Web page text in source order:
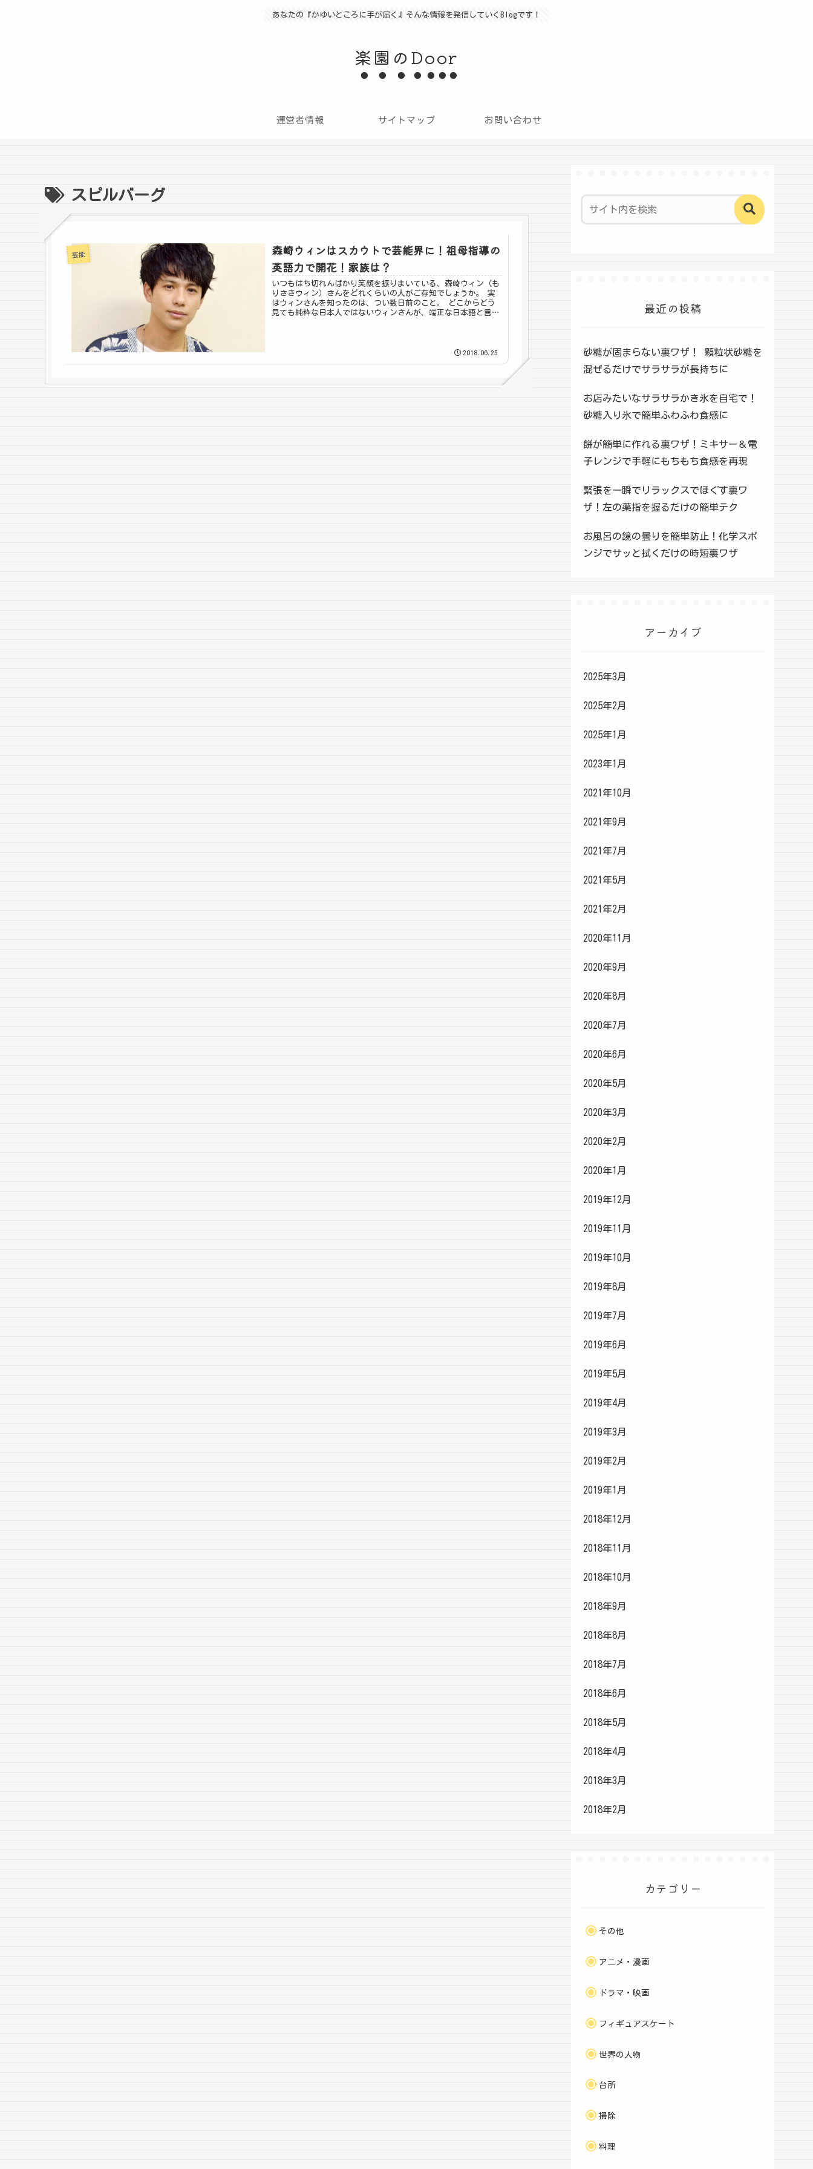
あなたの『かゆいところに手が届く』そんな情報を発信していくBlogです！
楽園のDoor
運営者情報 サイトマップ お問い合わせ
スピルバーグ
芸能
森崎ウィンはスカウトで芸能界に！祖母指導の
英語力で開花！家族は？
いつもはち切れんばかり笑顔を振りまいている、森崎ウィン（も
りさきウィン）さんをどれくらいの人がご存知でしょうか。 実
はウィンさんを知ったのは、つい数日前のこと。 どこからどう
見ても純粋な日本人ではないウィンさんが、端正な日本語と言い
2018.06.25
最近の投稿
砂糖が固まらない裏ワザ！ 顆粒状砂糖を
混ぜるだけでサラサラが長持ちに
お店みたいなサラサラかき氷を自宅で！
砂糖入り氷で簡単ふわふわ食感に
餅が簡単に作れる裏ワザ！ミキサー＆電
子レンジで手軽にもちもち食感を再現
緊張を一瞬でリラックスでほぐす裏ワ
ザ！左の薬指を握るだけの簡単テク
お風呂の鏡の曇りを簡単防止！化学スポ
ンジでサッと拭くだけの時短裏ワザ
アーカイブ
2025年3月
2025年2月
2025年1月
2023年1月
2021年10月
2021年9月
2021年7月
2021年5月
2021年2月
2020年11月
2020年9月
2020年8月
2020年7月
2020年6月
2020年5月
2020年3月
2020年2月
2020年1月
2019年12月
2019年11月
2019年10月
2019年8月
2019年7月
2019年6月
2019年5月
2019年4月
2019年3月
2019年2月
2019年1月
2018年12月
2018年11月
2018年10月
2018年9月
2018年8月
2018年7月
2018年6月
2018年5月
2018年4月
2018年3月
2018年2月
カテゴリー
その他
アニメ・漫画
ドラマ・映画
フィギュアスケート
世界の人物
台所
掃除
料理